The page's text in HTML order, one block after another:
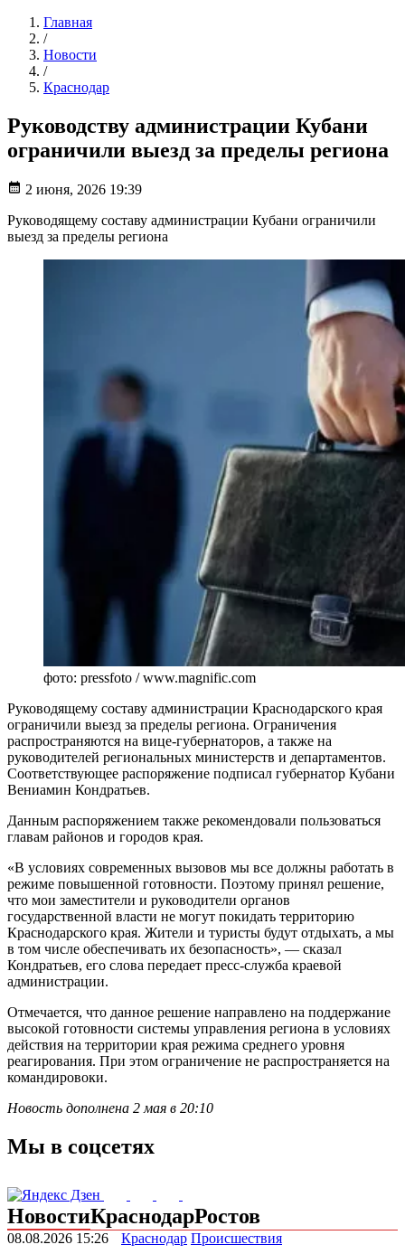
Главная
/
Новости
/
Краснодар
Руководству администрации Кубани
ограничили выезд за пределы региона
2 июня, 2026 19:39
Руководящему составу администрации Кубани ограничили
выезд за пределы региона
фото: pressfoto / www.magnific.com
Руководящему составу администрации Краснодарского края
ограничили выезд за пределы региона. Ограничения
распространяются на вице-губернаторов, а также на
руководителей региональных министерств и департаментов.
Соответствующее распоряжение подписал губернатор Кубани
Вениамин Кондратьев.
Данным распоряжением также рекомендовали пользоваться
главам районов и городов края.
«В условиях современных вызовов мы все должны работать в
режиме повышенной готовности. Поэтому принял решение,
что мои заместители и руководители органов
государственной власти не могут покидать территорию
Краснодарского края. Жители и туристы будут отдыхать, а мы
в том числе обеспечивать их безопасность», — сказал
Кондратьев, его слова передает пресс-служба краевой
администрации.
Отмечается, что данное решение направлено на поддержание
высокой готовности системы управления региона в условиях
действия на территории края режима среднего уровня
реагирования. При этом ограничение не распространяется на
командировоки.
Новость дополнена 2 мая в 20:10
Мы в соцсетях
НовостиКраснодарРостов
08.08.2026 15:26 Краснодар Происшествия